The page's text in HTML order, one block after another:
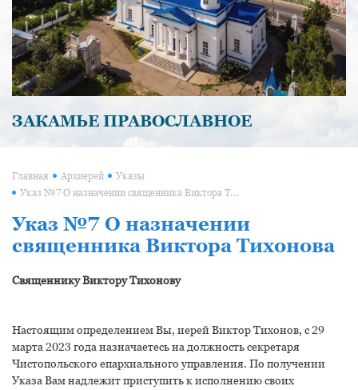
ЗАКАМЬЕ ПРАВОСЛАВНОЕ
Главная Архиерей Указы
Указ №7 О назначении священника Виктора Тихонова
Указ №7 О назначении
священника Виктора Тихонова
Священнику Виктору Тихонову
Настоящим определением Вы, иерей Виктор Тихонов, с 29
марта 2023 года назначаетесь на должность секретаря
Чистопольского епархиального управления. По получении
Указа Вам надлежит приступить к исполнению своих